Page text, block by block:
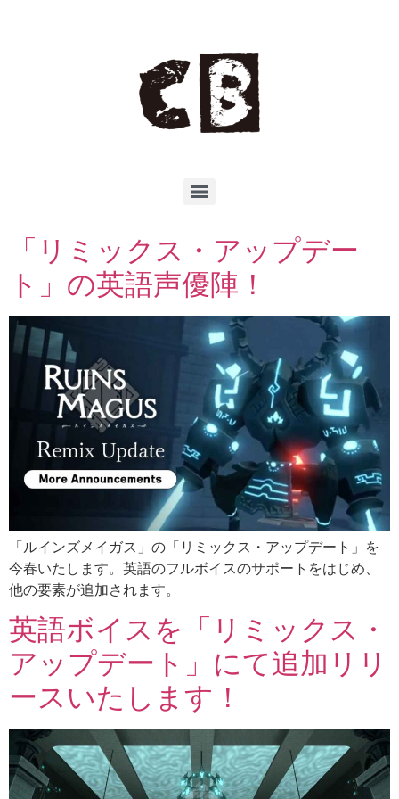
「リミックス・アップデー
ト」の英語声優陣！
「ルインズメイガス」の「リミックス・アップデート」を
今春いたします。英語のフルボイスのサポートをはじめ、
他の要素が追加されます。
英語ボイスを「リミックス・
アップデート」にて追加リリ
ースいたします！